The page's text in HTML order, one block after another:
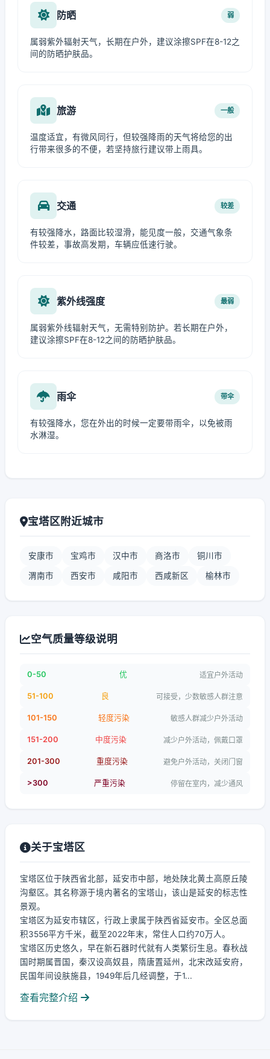
防晒 弱
属弱紫外辐射天气，长期在户外，建议涂擦SPF在8-12之
间的防晒护肤品。
旅游 一般
温度适宜，有微风同行，但较强降雨的天气将给您的出
行带来很多的不便，若坚持旅行建议带上雨具。
交通 较差
有较强降水，路面比较湿滑，能见度一般，交通气象条
件较差，事故高发期，车辆应低速行驶。
紫外线强度 最弱
属弱紫外线辐射天气，无需特别防护。若长期在户外，
建议涂擦SPF在8-12之间的防晒护肤品。
雨伞 带伞
有较强降水，您在外出的时候一定要带雨伞，以免被雨
水淋湿。
宝塔区附近城市
安康市 宝鸡市 汉中市 商洛市 铜川市
渭南市 西安市 咸阳市 西咸新区 榆林市
空气质量等级说明
0-50 优 适宜户外活动
51-100 良 可接受，少数敏感人群注意
101-150 轻度污染 敏感人群减少户外活动
151-200 中度污染 减少户外活动，佩戴口罩
201-300 重度污染 避免户外活动，关闭门窗
>300 严重污染 停留在室内，减少通风
关于宝塔区
宝塔区位于陕西省北部，延安市中部，地处陕北黄土高原丘陵
沟壑区。其名称源于境内著名的宝塔山，该山是延安的标志性
景观。
宝塔区为延安市辖区，行政上隶属于陕西省延安市。全区总面
积3556平方千米，截至2022年末，常住人口约70万人。
宝塔区历史悠久，早在新石器时代就有人类繁衍生息。春秋战
国时期属晋国，秦汉设高奴县，隋唐置延州，北宋改延安府，
民国年间设肤施县，1949年后几经调整，于1...
查看完整介绍